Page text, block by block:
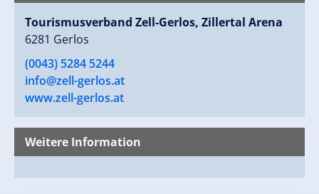
Tourismusverband Zell-Gerlos, Zillertal Arena
6281 Gerlos
(0043) 5284 5244
info@zell-gerlos.at
www.zell-gerlos.at
Weitere Information